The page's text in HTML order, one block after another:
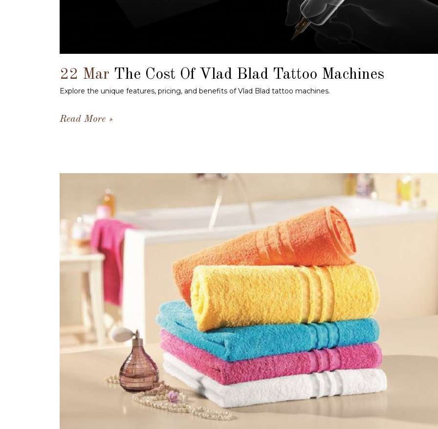
22 Mar The Cost Of Vlad Blad Tattoo Machines
Explore the unique features, pricing, and benefits of Vlad Blad tattoo machines.
Read More